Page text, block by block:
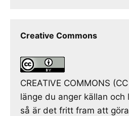
Creative Commons
CREATIVE COMMONS
länge du anger källan
så är det fritt fram att